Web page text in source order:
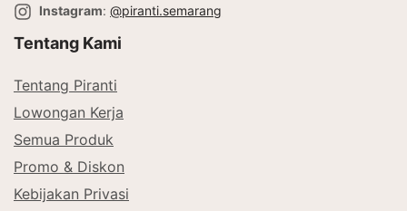
Instagram:@piranti.semarang
Tentang Kami
Tentang Piranti
Lowongan Kerja
Semua Produk
Promo & Diskon
Kebijakan Privasi